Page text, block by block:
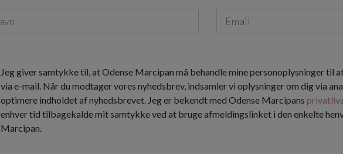
Jeg giver samtykke til, at Odense Marcipan må behandle mine personoplysninger til
via e-mail. Når du modtager vores nyhedsbrev, indsamler vi oplysninger om dig via
optimere indholdet af nyhedsbrevet. Jeg er bekendt med Odense Marcipans
enhver tid tilbagekalde mit samtykke ved at bruge afmeldingslinket i den enkelte
Marcipan.